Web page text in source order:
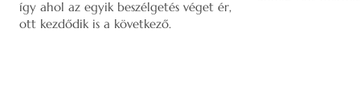
így ahol az egyik beszélgetés véget ér,
ott kezdődik is a következő.